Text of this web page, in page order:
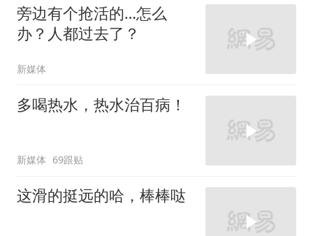
旁边有个抢活的…怎么
办？人都过去了？
新媒体
多喝热水，热水治百病！
新媒体 69跟贴
这滑的挺远的哈，棒棒哒